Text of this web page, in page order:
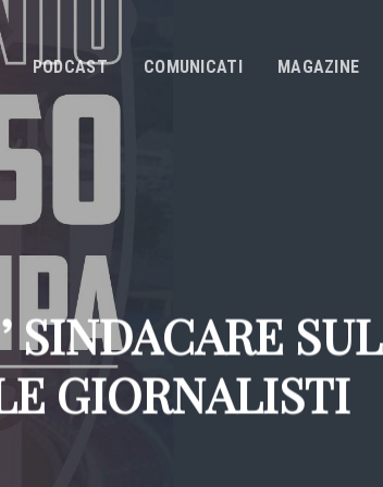
PODCAST COMUNICATI MAGAZINE
SINDACARE SUL
GIORNALISTI